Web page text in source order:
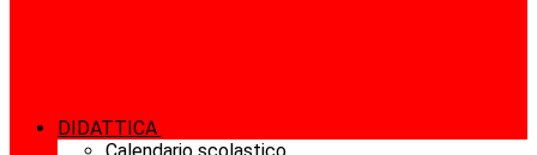
DIDATTICA